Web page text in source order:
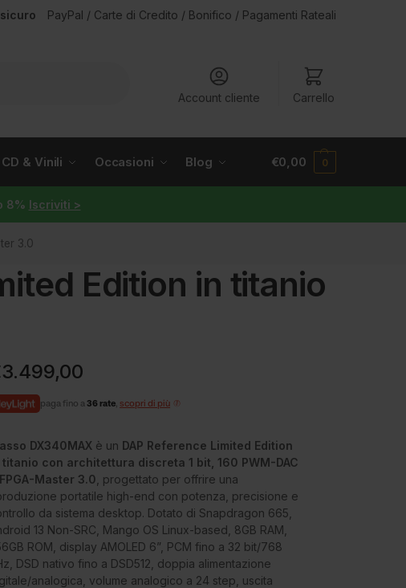
PayPal / Carte di Credito / Bonifico / Pagamenti Rateali
Account cliente Carrello
CD & Vinili Occasioni Blog €0,00 0
8% Iscriviti >
3.0
Edition in titanio
3.499,00
paga fino a 36 rate scopri di più
DX340MAX è un DAP Reference Limited Edition
titanio con architettura discreta 1 bit, 160 PWM-DAC
Master 3.0 , progettato per offrire una
portatile high-end con potenza, precisione e
da sistema desktop. Dotato di Snapdragon 665,
13 Non-SRC, Mango OS Linux-based, 8GB RAM,
ROM, display AMOLED 6”, PCM fino a 32 bit/768
DSD nativo fino a DSD512, doppia alimentazione
analogica, volume analogico a 24 step, uscita